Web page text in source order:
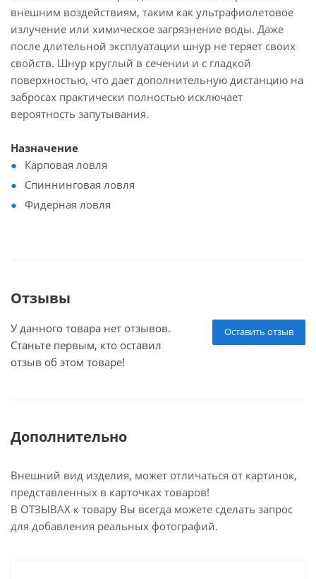
внешним воздействиям, таким как ультрафиолетовое
излучение или химическое загрязнение воды. Даже
после длительной эксплуатации шнур не теряет своих
свойств. Шнур круглый в сечении и с гладкой
поверхностью, что дает дополнительную дистанцию на
забросах практически полностью исключает
вероятность запутывания.
Назначение
Карповая ловля
Спиннинговая ловля
Фидерная ловля
Отзывы
Оставить отзыв
У данного товара нет отзывов.
Станьте первым, кто оставил
отзыв об этом товаре!
Дополнительно
Внешний вид изделия, может отличаться от картинок,
представленных в карточках товаров!
В ОТЗЫВАХ к товару Вы всегда можете сделать запрос
для добавления реальных фотографий.